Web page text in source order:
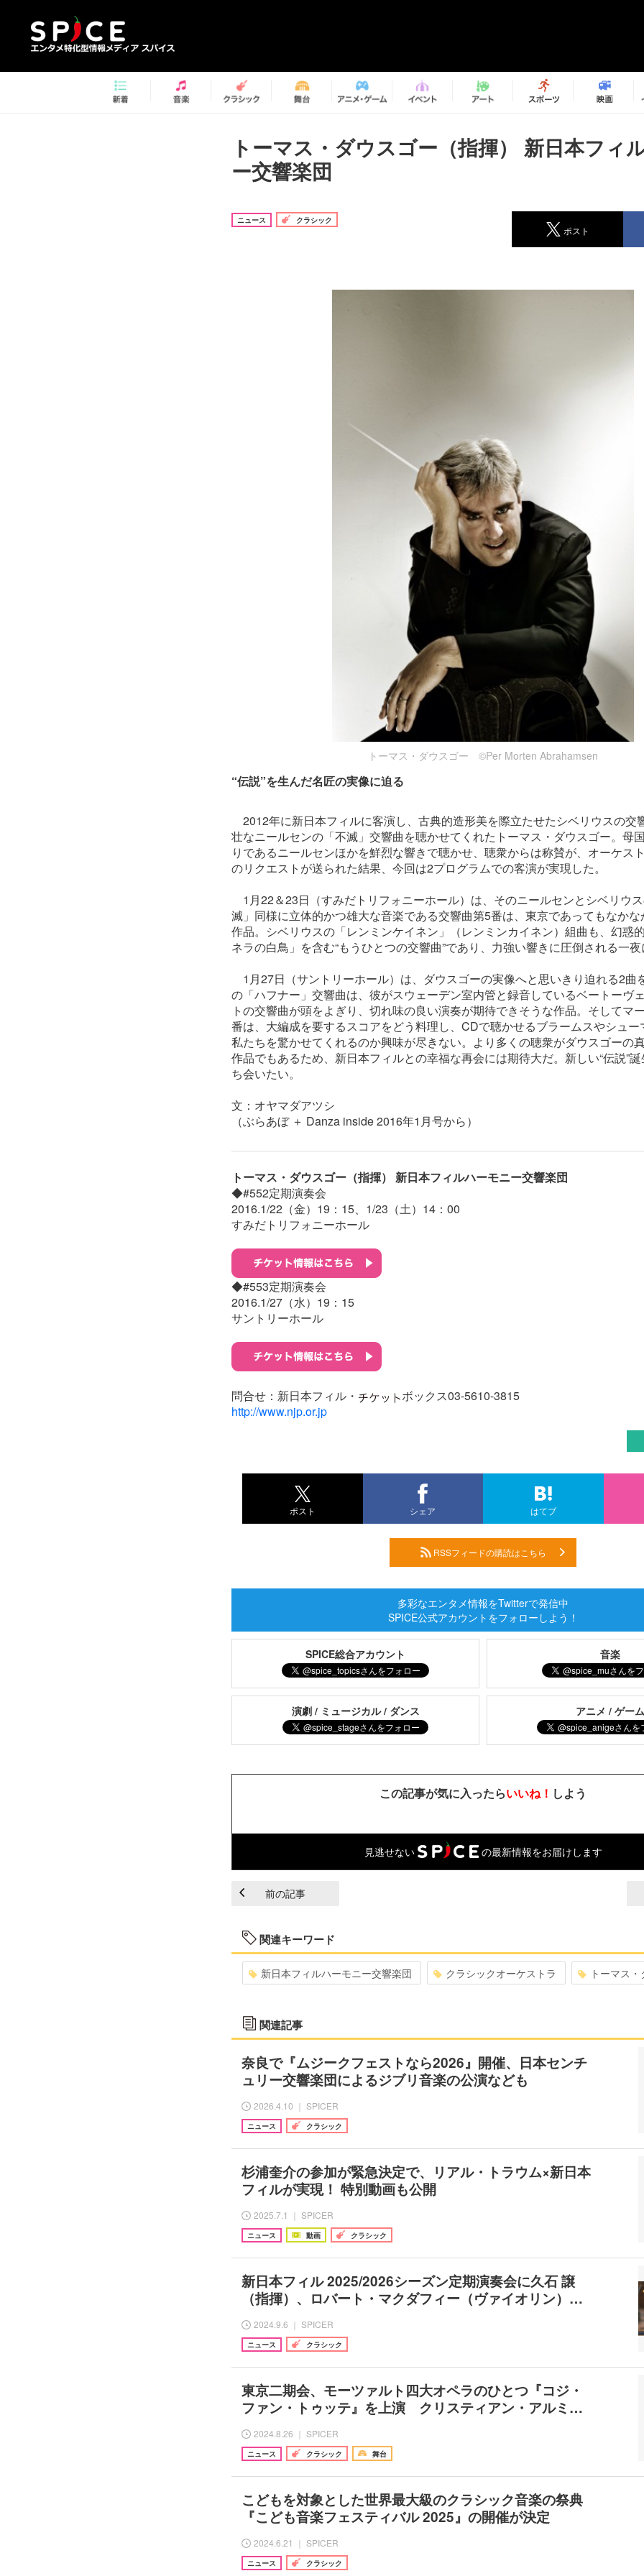
トーマス・ダウスゴー（指揮） 新日本フィ
ー交響楽団
ニュース クラシック
ポスト
トーマス・ダウスゴー ©Per Morten Abrahamsen
“伝説”を生んだ名匠の実像に迫る
2012年に新日本フィルに客演し、古典的造形美を際立たせたシベリウスの交
壮なニールセンの「不滅」交響曲を聴かせてくれたトーマス・ダウスゴー。母
りであるニールセンほかを鮮烈な響きで聴かせ、聴衆からは称賛が、オーケス
のリクエストが送られた結果、今回は2プログラムでの客演が実現した。
1月22＆23日（すみだトリフォニーホール）は、そのニールセンとシベリウ
滅」同様に立体的かつ雄大な音楽である交響曲第5番は、東京であってもなか
作品。シベリウスの「レンミンケイネン」（レンミンカイネン）組曲も、幻惑
ネラの白鳥」を含む“もうひとつの交響曲”であり、力強い響きに圧倒される一
1月27日（サントリーホール）は、ダウスゴーの実像へと思いきり迫れる2曲
の「ハフナー」交響曲は、彼がスウェーデン室内管と録音しているベートーヴ
トの交響曲が頭をよぎり、切れ味の良い演奏が期待できそうな作品。そしてマ
番は、大編成を要するスコアをどう料理し、CDで聴かせるブラームスやシュ
私たちを驚かせてくれるのか興味が尽きない。より多くの聴衆がダウスゴーの
作品でもあるため、新日本フィルとの幸福な再会には期待大だ。新しい“伝説”
ち会いたい。
文：オヤマダアツシ
（ぶらあぼ ＋ Danza inside 2016年1月号から）
トーマス・ダウスゴー（指揮） 新日本フィルハーモニー交響楽団
◆#552定期演奏会
2016.1/22（金）19：15、1/23（土）14：00
すみだトリフォニーホール
◆#553定期演奏会
2016.1/27（水）19：15
サントリーホール
問合せ：新日本フィル・
ボックス03-5610-3815
http://www.njp.or.jp
ポスト シェア はてブ
RSSフィードの購読はこちら
多彩なエンタメ情報をTwitterで発信中
SPICE公式アカウントをフォローしよう！
SPICE総合アカウント 音楽
演劇 / ミュージカル / ダンス アニメ / ゲー
この記事が気に入ったらいいね！ しよう
見逃せない の最新情報をお届けします
前の記事
関連キーワード
新日本フィルハーモニー交響楽団 クラシックオーケストラ トーマス
関連記事
奈良で『ムジークフェストなら2026』開催、日本センチ
ュリー交響楽団によるジブリ音楽の公演なども
2026.4.10 ｜ SPICER
ニュース クラシック
杉浦奎介の参加が緊急決定で、リアル・トラウム×新日本
フィルが実現！ 特別動画も公開
2025.7.1 ｜ SPICER
ニュース 動画 クラシック
新日本フィル 2025/2026シーズン定期演奏会に久石 譲
（指揮）、ロバート・マクダフィー（ヴァイオリン）…
2024.9.6 ｜ SPICER
ニュース クラシック
東京二期会、モーツァルト四大オペラのひとつ『コジ・
ファン・トゥッテ』を上演 クリスティアン・アルミ…
2024.8.26 ｜ SPICER
ニュース クラシック 舞台
こどもを対象とした世界最大級のクラシック音楽の祭典
『こども音楽フェスティバル 2025』の開催が決定
2024.6.21 ｜ SPICER
ニュース クラシック